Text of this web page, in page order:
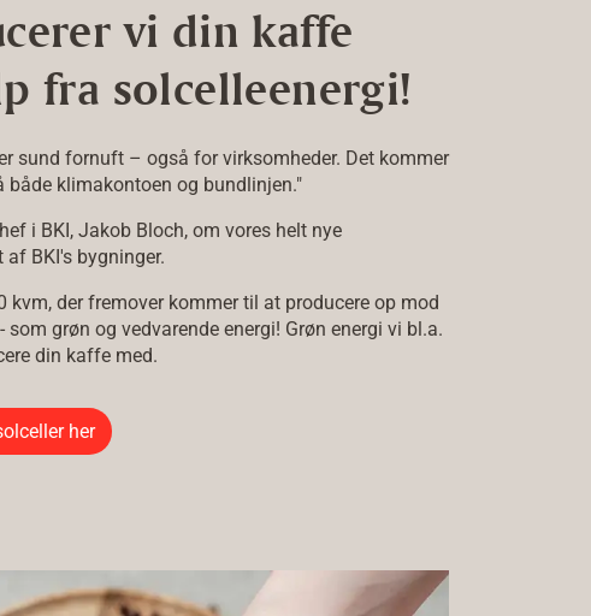
vi din kaffe
fra solcelleenergi!
sund fornuft – også for virksomheder. Det kommer
klimakontoen og bundlinjen."
i BKI, Jakob Bloch, om vores helt nye
BKI's bygninger.
kvm, der fremover kommer til at producere op mod
som grøn og vedvarende energi! Grøn energi vi bl.a.
din kaffe med.
her